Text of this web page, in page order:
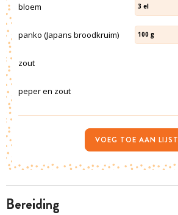
bereiding
bloem 3 el
panko (Japans broodkruim) 100 g
zout
peper en zout
VOEG TOE AAN LIJST